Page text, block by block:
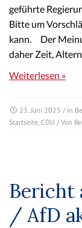
geführte
Bitte um
kann. Der
daher Zeit,
Weiterlesen »
23. Juni 2025 / In
Startseite CDU / Von
Bericht
/ AfD